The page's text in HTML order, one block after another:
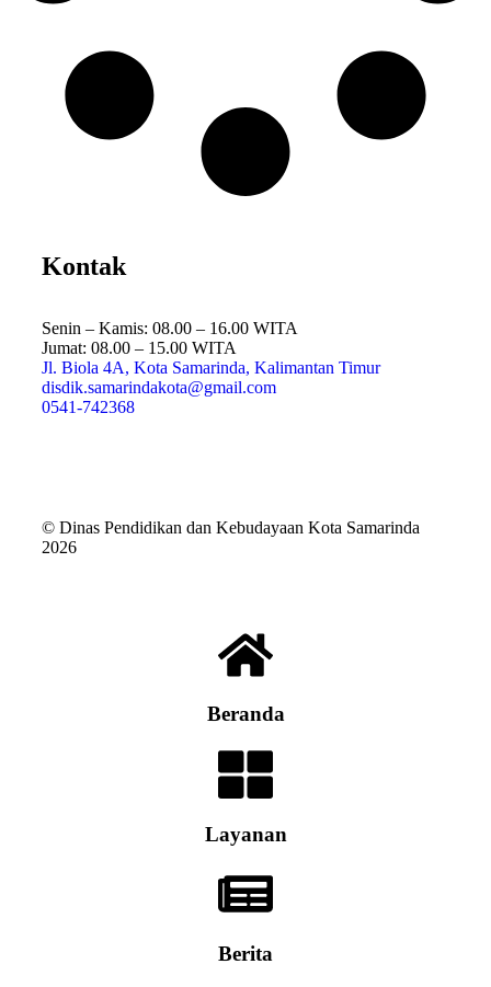
Kontak
Senin – Kamis: 08.00 – 16.00 WITA
Jumat: 08.00 – 15.00 WITA
Jl. Biola 4A, Kota Samarinda, Kalimantan Timur
disdik.samarindakota@gmail.com
0541-742368
© Dinas Pendidikan dan Kebudayaan Kota Samarinda
2026
Beranda
Layanan
Berita